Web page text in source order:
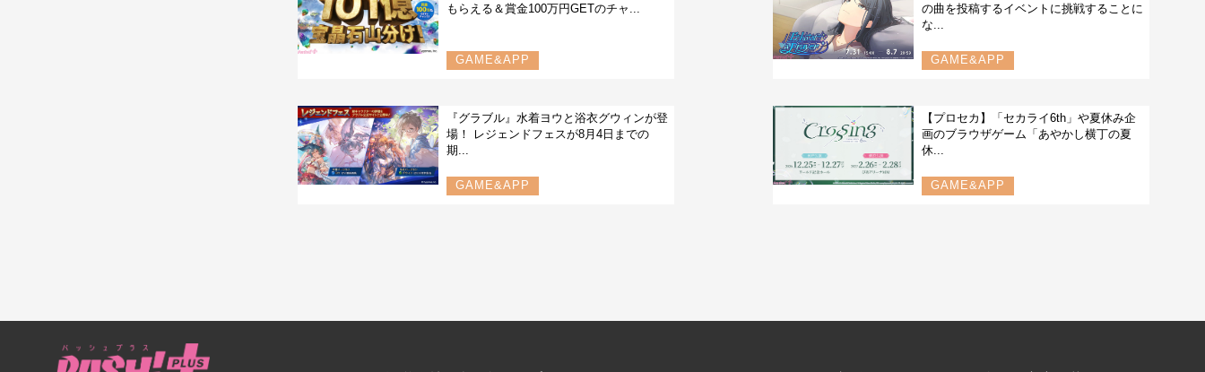
もらえる＆賞金100万円GETのチャ...
GAME&APP
の曲を投稿するイベントに挑戦することに
な...
GAME&APP
『グラブル』水着ヨウと浴衣グウィンが登
場！ レジェンドフェスが8月4日までの
期...
GAME&APP
【プロセカ】「セカライ6th」や夏休み企
画のブラウザゲーム「あやかし横丁の夏
休...
GAME&APP